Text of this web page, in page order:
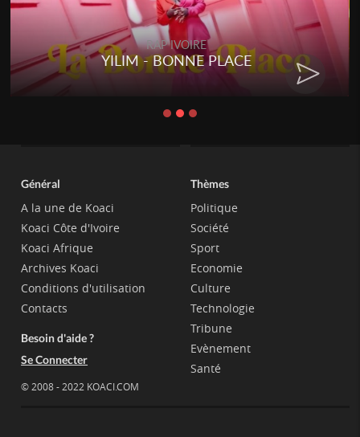
RAP IVOIRE
YILIM - BONNE PLACE
Général
A la une de Koaci
Koaci Côte d'Ivoire
Koaci Afrique
Archives Koaci
Conditions d'utilisation
Contacts
Besoin d'aide ?
Se Connecter
© 2008 - 2022 KOACI.COM
Thèmes
Politique
Société
Sport
Economie
Culture
Technologie
Tribune
Evènement
Santé